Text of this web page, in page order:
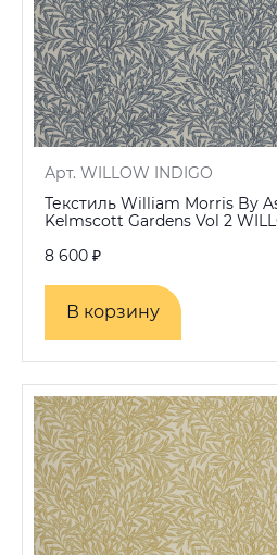
Арт. WILLOW INDIGO
Текстиль William Morris By
Kelmscott Gardens Vol 2
8 600 ₽
В корзину
В корзину